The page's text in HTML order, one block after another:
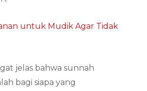
untuk Mudik Agar Tidak
jelas bahwa sunnah
bagi siapa yang